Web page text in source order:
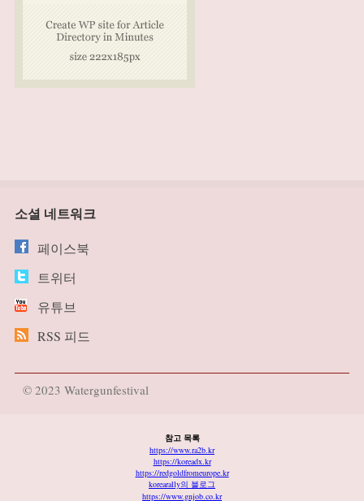
소셜 네트워크
페이스북
트위터
유튜브
RSS 피드
© 2023 Watergunfestival
참고 목록
https://www.ra2b.kr
https://koreadx.kr
https://redgoldfromeurope.kr
korearally의 블로그
https://www.gnjob.co.kr